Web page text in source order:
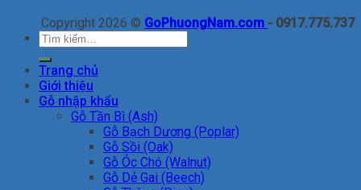
Copyright 2026 © GoPhuongNam.com - 0917.775.737
Tìm
Trang chủ
Giới thiệu
Gỗ nhập khẩu
Gỗ Tần Bì (Ash)
Gỗ Bạch Dương (Poplar)
Gỗ Sồi (Oak)
Gỗ Óc Chó (Walnut)
Gỗ Dẻ Gai (Beech)